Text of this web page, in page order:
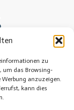
zu
um das Browsing-
Werbung anzuzeigen.
kann dies